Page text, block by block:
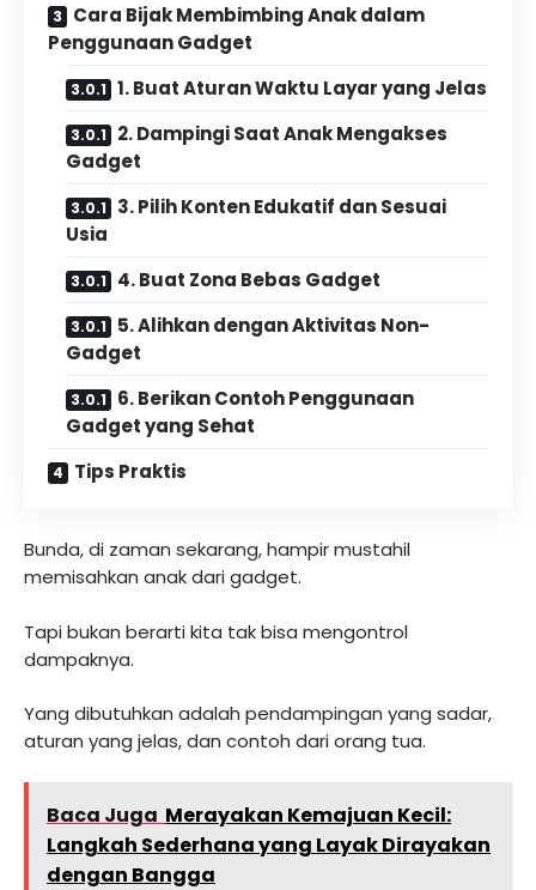
Cara Bijak Membimbing Anak dalam
Penggunaan Gadget
1. Buat Aturan Waktu Layar yang Jelas
2. Dampingi Saat Anak Mengakses
Gadget
3. Pilih Konten Edukatif dan Sesuai
Usia
4. Buat Zona Bebas Gadget
5. Alihkan dengan Aktivitas Non-
Gadget
6. Berikan Contoh Penggunaan
Gadget yang Sehat
Tips Praktis
Bunda, di zaman sekarang, hampir mustahil
memisahkan anak dari gadget.
Tapi bukan berarti kita tak bisa mengontrol
dampaknya.
Yang dibutuhkan adalah pendampingan yang sadar,
aturan yang jelas, dan contoh dari orang tua.
Baca Juga Merayakan Kemajuan Kecil:
Langkah Sederhana yang Layak Dirayakan
dengan Bangga